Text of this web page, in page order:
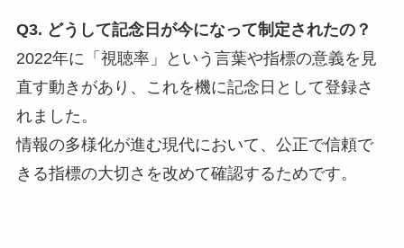
Q3. どうして記念日が今になって制定されたの？
2022年に「視聴率」という言葉や指標の意義を見
直す動きがあり、これを機に記念日として登録さ
れました。
情報の多様化が進む現代において、公正で信頼で
きる指標の大切さを改めて確認するためです。